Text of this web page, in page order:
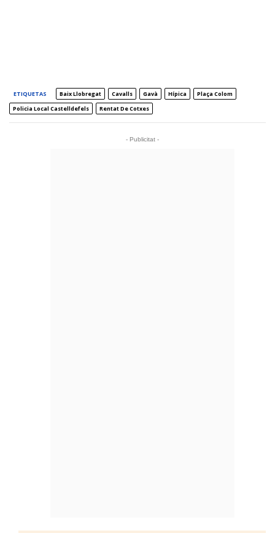
ETIQUETAS Baix Llobregat Cavalls Gavà Hípica
Plaça Colom
Policia Local Castelldefels
Rentat De Cotxes
- Publicitat -